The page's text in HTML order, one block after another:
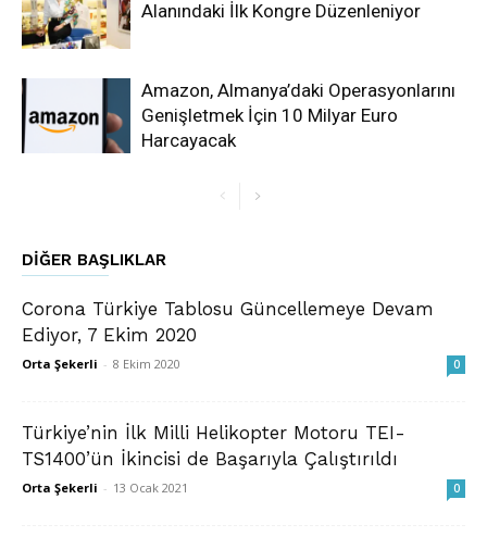
Alanındaki İlk Kongre Düzenleniyor
Amazon, Almanya’daki Operasyonlarını
Genişletmek İçin 10 Milyar Euro
Harcayacak
DIĞER BAŞLIKLAR
Corona Türkiye Tablosu Güncellemeye Devam
Ediyor, 7 Ekim 2020
Orta Şekerli - 8 Ekim 2020 0
Türkiye’nin İlk Milli Helikopter Motoru TEI-
TS1400’ün İkincisi de Başarıyla Çalıştırıldı
Orta Şekerli - 13 Ocak 2021 0